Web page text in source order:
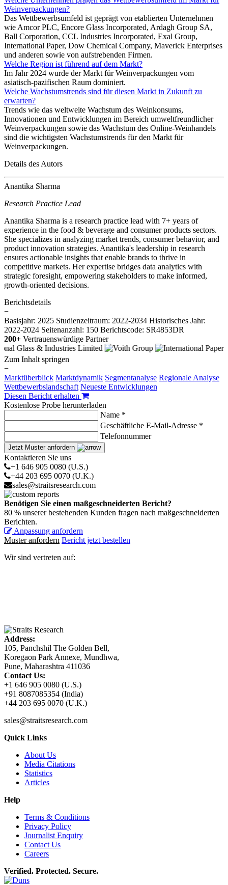
Weinverpackungen?
Das Wettbewerbsumfeld ist geprägt von etablierten Unternehmen
wie Amcor PLC, Encore Glass Incorporated, Ardagh Group SA,
Ball Corporation, CCL Industries Incorporated, Exal Group,
International Paper, Dow Chemical Company, Maverick Enterprises
und anderen sowie von aufstrebenden Firmen.
Welche Region ist führend auf dem Markt?
Im Jahr 2024 wurde der Markt für Weinverpackungen vom
asiatisch-pazifischen Raum dominiert.
Welche Wachstumstrends sind für diesen Markt in Zukunft zu
erwarten?
Trends wie das weltweite Wachstum des Weinkonsums,
Innovationen und Entwicklungen im Bereich umweltfreundlicher
Weinverpackungen sowie das Wachstum des Online-Weinhandels
sind die wichtigsten Wachstumstrends für den Markt für
Weinverpackungen.
Details des Autors
Anantika Sharma
Research Practice Lead
Anantika Sharma is a research practice lead with 7+ years of
experience in the food & beverage and consumer products sectors.
She specializes in analyzing market trends, consumer behavior, and
product innovation strategies. Anantika's leadership in research
ensures actionable insights that enable brands to thrive in
competitive markets. Her expertise bridges data analytics with
strategic foresight, empowering stakeholders to make informed,
growth-oriented decisions.
Berichtsdetails
−
Basisjahr: 2025 Studienzeitraum: 2022-2034 Historisches Jahr:
2022-2024 Seitenanzahl: 150 Berichtscode: SR4853DR
200+ Vertrauenswürdige Partner
Zum Inhalt springen
−
Marktüberblick Marktdynamik Segmentanalyse Regionale Analyse
Wettbewerbslandschaft Neueste Entwicklungen
Diesen Bericht erhalten
Kostenlose Probe herunterladen
Name *
Geschäftliche E-Mail-Adresse *
Telefonnummer
Jetzt Muster anfordern
Kontaktieren Sie uns
+1 646 905 0080 (U.S.)
+44 203 695 0070 (U.K.)
sales@straitsresearch.com
Benötigen Sie einen maßgeschneiderten Bericht?
80 % unserer bestehenden Kunden fragen nach maßgeschneiderten
Berichten.
Anpassung anfordern
Muster anfordern Bericht jetzt bestellen
Wir sind vertreten auf:
Address:
105, Panchshil The Golden Bell,
Koregaon Park Annexe, Mundhwa,
Pune, Maharashtra 411036
Contact Us:
+1 646 905 0080 (U.S.)
+91 8087085354 (India)
+44 203 695 0070 (U.K.)
sales@straitsresearch.com
Quick Links
About Us
Media Citations
Statistics
Articles
Help
Terms & Conditions
Privacy Policy
Journalist Enquiry
Contact Us
Careers
Verified. Protected. Secure.